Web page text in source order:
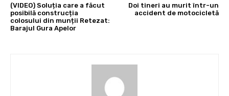
(VIDEO) Soluția care a făcut
posibilă construcția
colosului din munții Retezat:
Barajul Gura Apelor
Doi tineri au murit într-un
accident de motocicletă